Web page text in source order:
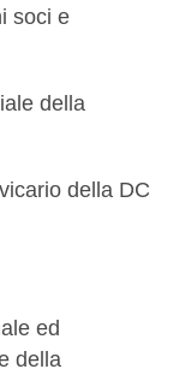
soci e
della
della DC
ed
della